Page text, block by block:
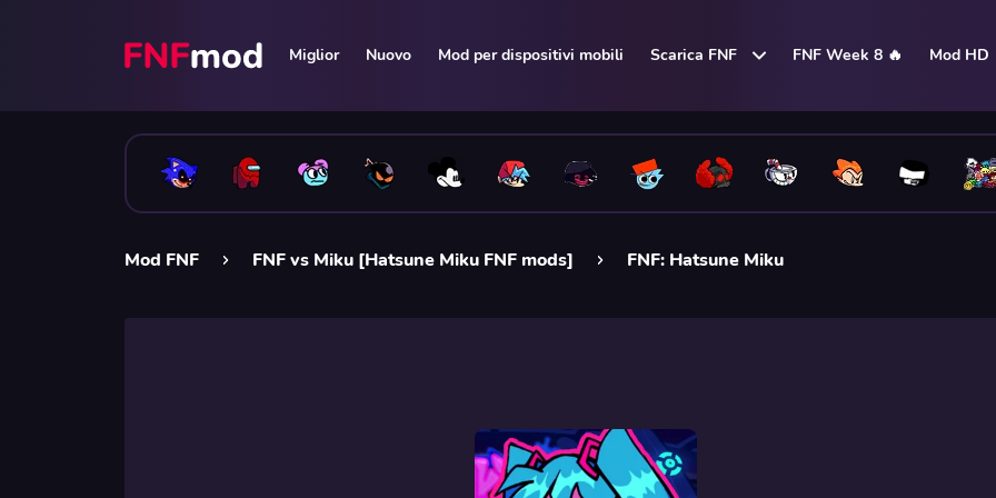
Miglior Nuovo Mod per dispositivi mobili Scarica FNF FNF Week 8 🔥 Mod HD
Mod FNF FNF vs Miku [Hatsune Miku FNF mods] FNF: Hatsune Miku